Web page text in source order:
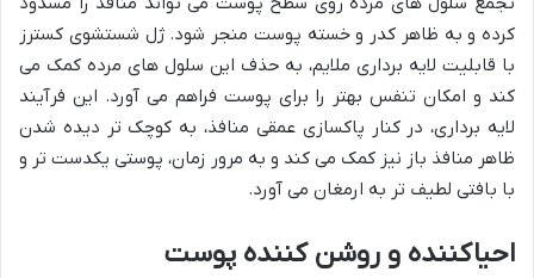
کرده و به ظاهر کدر و خسته پوست منجر شود. ژل شستشوی کسترز
با قابلیت لایه برداری ملایم، به حذف این سلول های مرده کمک می
کند و امکان تنفس بهتر را برای پوست فراهم می آورد. این فرآیند
لایه برداری، در کنار پاکسازی عمقی منافذ، به کوچک تر دیده شدن
ظاهر منافذ باز نیز کمک می کند و به مرور زمان، پوستی یکدست تر و
با بافتی لطیف تر به ارمغان می آورد.
احیاکننده و روشن کننده پوست